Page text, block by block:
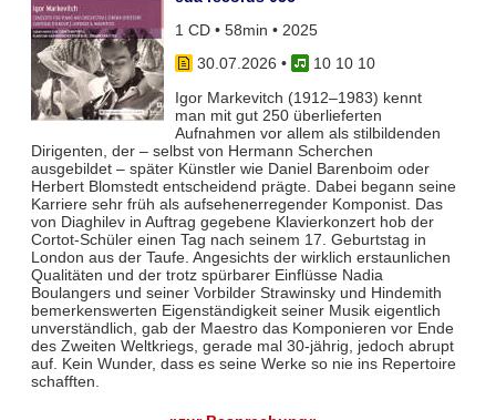
1 CD • 58min • 2025
30.07.2026 •
10 10 10
Igor Markevitch (1912–1983) kennt
man mit gut 250 überlieferten
Aufnahmen vor allem als stilbildenden
Dirigenten, der – selbst von Hermann Scherchen
ausgebildet – später Künstler wie Daniel Barenboim oder
Herbert Blomstedt entscheidend prägte. Dabei begann seine
Karriere sehr früh als aufsehenerregender Komponist. Das
von Diaghilev in Auftrag gegebene Klavierkonzert hob der
Cortot-Schüler einen Tag nach seinem 17. Geburtstag in
London aus der Taufe. Angesichts der wirklich erstaunlichen
Qualitäten und der trotz spürbarer Einflüsse Nadia
Boulangers und seiner Vorbilder Strawinsky und Hindemith
bemerkenswerten Eigenständigkeit seiner Musik eigentlich
unverständlich, gab der Maestro das Komponieren vor Ende
des Zweiten Weltkriegs, gerade mal 30-jährig, jedoch abrupt
auf. Kein Wunder, dass es seine Werke so nie ins Repertoire
schafften.